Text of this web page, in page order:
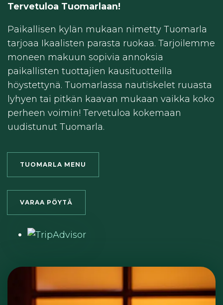
Tervetuloa Tuomarlaan!
Paikallisen kylän mukaan nimetty Tuomarla
tarjoaa Ikaalisten parasta ruokaa. Tarjoilemme
moneen makuun sopivia annoksia
paikallisten tuottajien kausituotteilla
höystettynä. Tuomarlassa nautiskelet ruuasta
lyhyen tai pitkän kaavan mukaan vaikka koko
perheen voimin! Tervetuloa kokemaan
uudistunut Tuomarla.
TUOMARLA MENU
VARAA PÖYTÄ